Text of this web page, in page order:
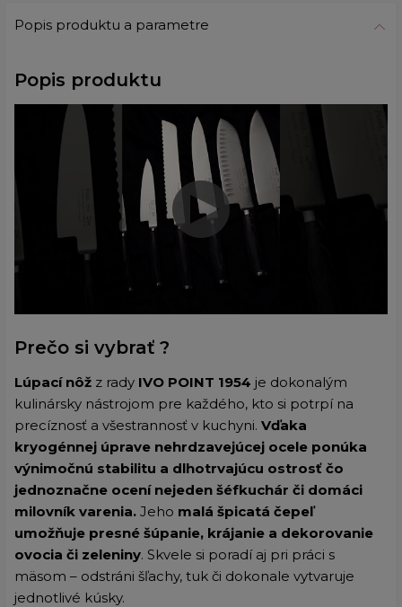
Popis produktu a parametre
Popis produktu
Prečo si vybrať ?
Lúpací nôž z rady IVO POINT 1954 je dokonalým
kulinársky nástrojom pre každého, kto si potrpí na
precíznosť a všestrannosť v kuchyni. Vďaka
kryogénnej úprave nehrdzavejúcej ocele ponúka
výnimočnú stabilitu a dlhotrvajúcu ostrosť čo
jednoznačne ocení nejeden šéfkuchár či domáci
milovník varenia. Jeho malá špicatá čepeľ
umožňuje presné šúpanie, krájanie a dekorovanie
ovocia či zeleniny. Skvele si poradí aj pri práci s
mäsom – odstráni šľachy, tuk či dokonale vytvaruje
jednotlivé kúsky.